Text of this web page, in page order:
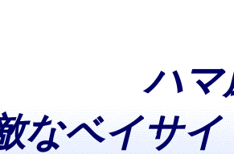
ハマ
なベイサ